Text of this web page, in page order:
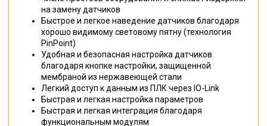
на замену датчиков
Быстрое и легкое наведение датчиков благодаря
хорошо видимому световому пятну (технология
PinPoint)
Удобная и безопасная настройка датчиков
благодаря кнопке настройки, защищенной
мембраной из нержавеющей стали
Легкий доступ к данным из ПЛК через IO-Link
Быстрая и легкая настройка параметров
Быстрая и легкая интеграция благодаря
функциональным модулям